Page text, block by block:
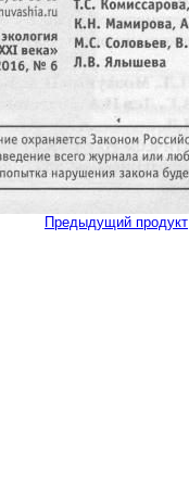
Предыдущий продукт